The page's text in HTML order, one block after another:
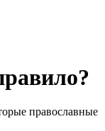
православные